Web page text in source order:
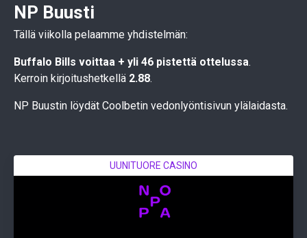
NP Buusti
Tällä viikolla pelaamme yhdistelmän:
Buffalo Bills voittaa + yli 46 pistettä ottelussa.
Kerroin kirjoitushetkellä 2.88.
NP Buustin löydät Coolbetin vedonlyöntisivun ylälaidasta.
UUNITUORE CASINO